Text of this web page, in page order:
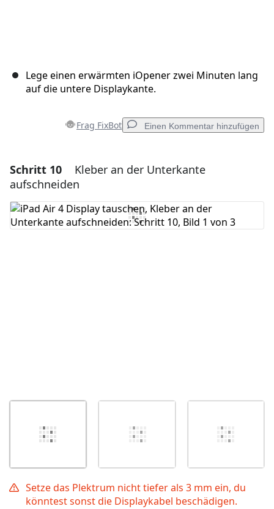
Lege einen erwärmten iOpener zwei Minuten lang
auf die untere Displaykante.
Frag FixBot Einen Kommentar hinzufügen
Einen Kommentar hinzufügen
Kommentar hinzufügen
Schritt 10
Kleber an der Unterkante
aufschneiden
Setze das Plektrum nicht tiefer als 3 mm ein, du
könntest sonst die Displaykabel beschädigen.